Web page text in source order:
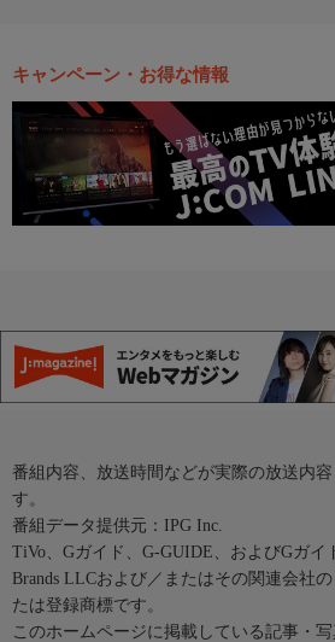
キャンペーン・お得な情報
番組内容、放送時間などが実際の放送内
す。
番組データ提供元：IPG Inc.
TiVo、Gガイド、G-GUIDE、およびGガイ
Brands LLCおよび／またはその関連会社
たは登録商標です。
このホームページに掲載している記事・